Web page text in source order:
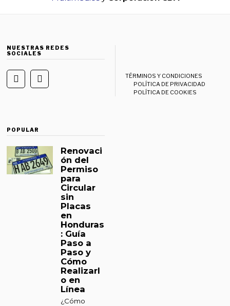
NUESTRAS REDES
SOCIALES
TÉRMINOS Y CONDICIONES
POLÍTICA DE PRIVACIDAD
POLÍTICA DE COOKIES
POPULAR
Renovaci
ón del
Permiso
para
Circular
sin
Placas
en
Honduras
: Guía
Paso a
Paso y
Cómo
Realizarl
o en
Línea
¿Cómo